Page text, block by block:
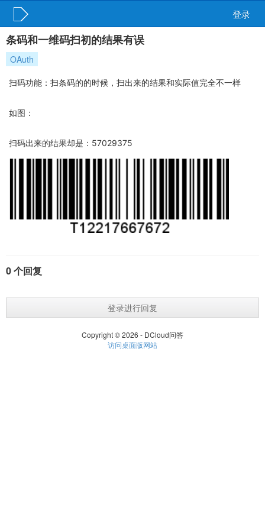
登录
条码和一维码扫初的结果有误
OAuth
扫码功能：扫条码的的时候，扫出来的结果和实际值完全不一样
如图：
扫码出来的结果却是：57029375
0 个回复
登录进行回复
Copyright © 2026 - DCloud问答
访问桌面版网站